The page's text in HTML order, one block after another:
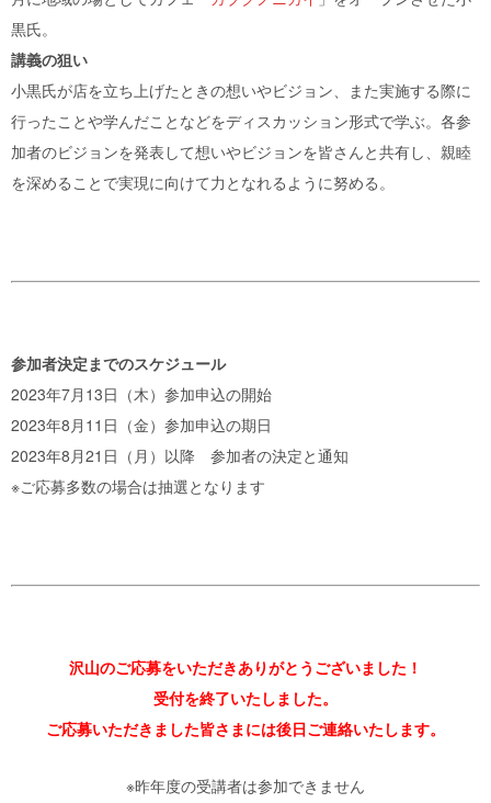
黒氏。
講義の狙い
小黒氏が店を立ち上げたときの想いやビジョン、また実施する際に
行ったことや学んだことなどをディスカッション形式で学ぶ。各参
加者のビジョンを発表して想いやビジョンを皆さんと共有し、親睦
を深めることで実現に向けて力となれるように努める。
参加者決定までのスケジュール
2023年7月13日（木）参加申込の開始
2023年8月11日（金）参加申込の期日
2023年8月21日（月）以降 参加者の決定と通知
※ご応募多数の場合は抽選となります
沢山のご応募をいただきありがとうございました！
受付を終了いたしました。
ご応募いただきました皆さまには後日ご連絡いたします。
※昨年度の受講者は参加できません